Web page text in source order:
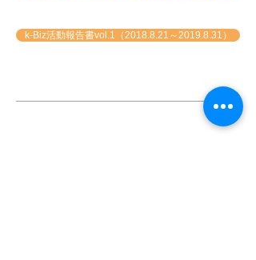
k-Biz活動報告書vol.1（2018.8.21～2019.8.31）